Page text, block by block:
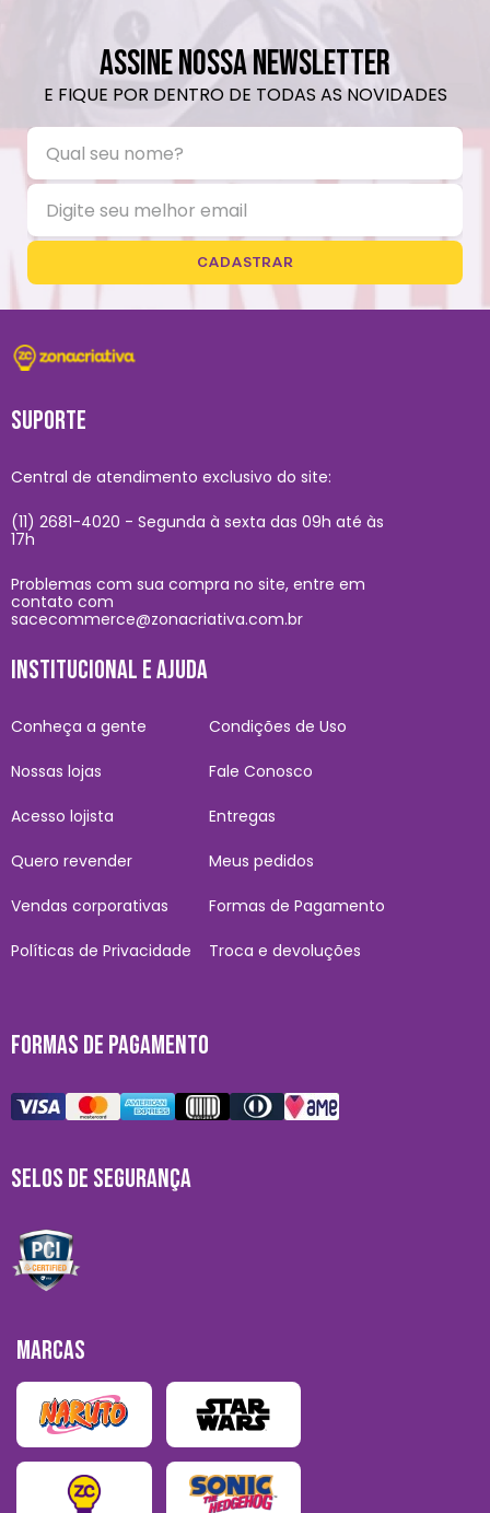
ASSINE NOSSA NEWSLETTER
E FIQUE POR DENTRO DE TODAS AS NOVIDADES
CADASTRAR
SUPORTE
Central de atendimento exclusivo do site:
(11) 2681-4020 - Segunda à sexta das 09h até às
17h
Problemas com sua compra no site, entre em
contato com
sacecommerce@zonacriativa.com.br
INSTITUCIONAL E AJUDA
Conheça a gente
Nossas lojas
Acesso lojista
Quero revender
Vendas corporativas
Políticas de Privacidade
Condições de Uso
Fale Conosco
Entregas
Meus pedidos
Formas de Pagamento
Troca e devoluções
FORMAS DE PAGAMENTO
SELOS DE SEGURANÇA
MARCAS